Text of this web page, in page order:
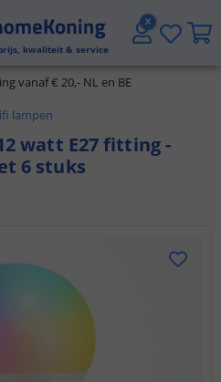
kwaliteit & service
garantie
vanaf € 20,- NL en BE
9.1
morgen in huis
lampen
watt E27 fitting -
6 stuks